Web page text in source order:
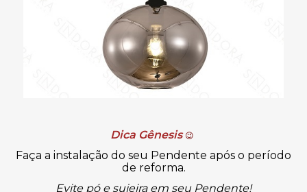
Dica Gênesis 😉
Faça a instalação do seu Pendente após o período
de reforma.
Evite pó e sujeira em seu Pendente!